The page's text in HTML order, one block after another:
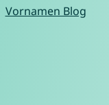
Vornamen Blog